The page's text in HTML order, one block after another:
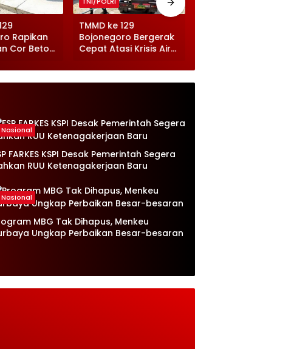
Rapikan
Cor Beton
TMMD ke 129
Bojonegoro Bergerak
Cepat Atasi Krisis Air
Kesongo
Nasional
FARKES KSPI Desak Pemerintah Segera
RUU Ketenagakerjaan Baru
Nasional
MBG Tak Dihapus, Menkeu
Ungkap Perbaikan Besar-besaran